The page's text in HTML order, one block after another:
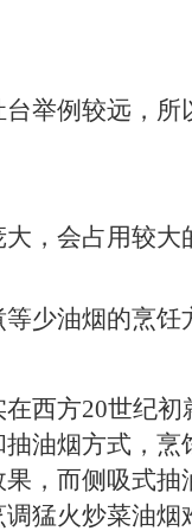
例较远，所
会占用较大
少油烟的烹饪
在西方20世纪初
油烟方式，烹
，而侧吸式抽
猛火炒菜油烟